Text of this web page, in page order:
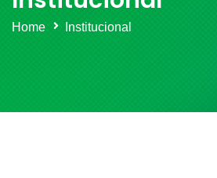
Home Institucional